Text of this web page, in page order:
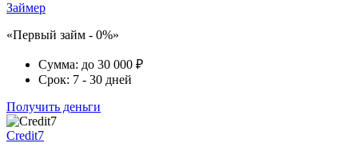
Займер
«Первый займ - 0%»
Сумма: до 30 000 ₽
Срок: 7 - 30 дней
Получить деньги
Credit7